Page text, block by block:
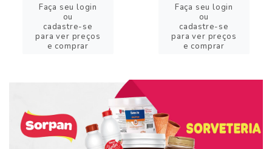
Faça seu login
ou
cadastre-se
para ver preços
e comprar
Faça seu login
ou
cadastre-se
para ver preços
e comprar